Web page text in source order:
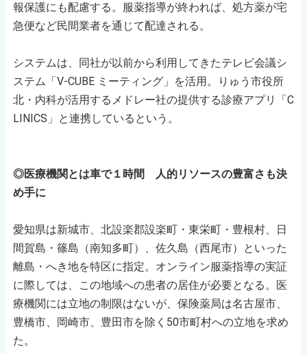
報保護にも配慮する。服薬指導が終われば、処方薬が宅
急便など民間業者を通じて配達される。
システムは、同社が以前から利用してきたテレビ会議シ
ステム「V-CUBE ミーティング」を活用。りゅう市役所
北・内科が活用するメドレー社の提供する診療アプリ「C
LINICS」と連携しているという。
◎医療機関とは車で１時間 人的リソースの豊富さも決
め手に
愛知県は新城市、北設楽郡設楽町・東栄町・豊根村、日
間賀島・篠島（南知多町）、佐久島（西尾市）といった
離島・へき地を特区に指定。オンライン服薬指導の実証
に際しては、この地域への患者の居住が必要となる。医
療機関には立地の制限はないが、保険薬局は名古屋市、
豊橋市、岡崎市、豊田市を除く50市町村への立地を求め
た。